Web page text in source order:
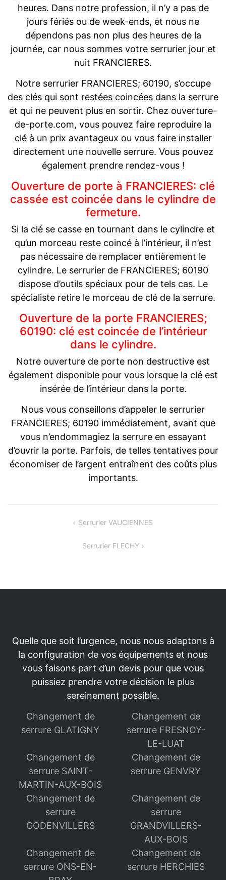
heures. Dans notre profession, il n’y a pas de
jours fériés ou de week-ends, et nous ne
dépendons pas non plus des heures de la
journée, car nous sommes votre serrurier jour et
nuit FRANCIERES.
Notre serrurier FRANCIERES; 60190, s’occupe
des clés qui sont restées coincées dans la serrure
et qui ne peuvent plus en sortir. Chez ouverture-
de-porte.com, vous pouvez faire reproduire la
clé à un prix avantageux ou vous faire installer
directement une nouvelle serrure. Vous pouvez
également prendre rendez-vous !
Ouverture de porte à FRANCIERES: clé
cassée est coincée dans le cylindre de
fermeture.
Si la clé se casse en tournant dans le cylindre et
qu’un morceau reste coincé à l’intérieur, il n’est
pas nécessaire de remplacer entièrement le
cylindre. Le serrurier de FRANCIERES; 60190
dispose d’outils spéciaux pour de tels cas. Le
spécialiste retire le morceau de clé de la serrure.
Ouverture de la porte FRANCIERES;
60190: clé est coincée de l’intérieur
dans le cylindre.
Notre ouverture de porte non destructive est
également disponible pour vous lorsque la clé est
insérée de l’intérieur dans la porte.
Nous vous conseillons d’appeler le serrurier
FRANCIERES; 60190 immédiatement, avant que
vous n’endommagiez la serrure en essayant
d’ouvrir la porte. Parfois, de telles tentatives pour
économiser de l’argent entraînent des coûts plus
importants.
Serrurier VAUCIENNES
Serrurier FLECHY
Quelle que soit l’urgence, nous nous adaptons à
la configuration de vos équipements et nous
vous faisons part d’un devis pour que vous
puissiez prendre votre décision le plus
sereinement possible.
Changement de
serrure GLATIGNY
Changement de
serrure FRESNOY-
LE-LUAT
Changement de
serrure SAINT-
MARTIN-AUX-BOIS
Changement de
serrure GENVRY
Changement de
serrure
GODENVILLERS
Changement de
serrure
GRANDVILLERS-
AUX-BOIS
Changement de
serrure ONS-EN-
Changement de
serrure HERCHIES